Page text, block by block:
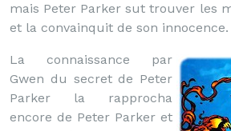
mais Peter Parker sut trouver les
et la convainquit de son innocence.
La connaissance par
Gwen du secret de Peter
Parker la rapprocha
encore de Peter Parker et